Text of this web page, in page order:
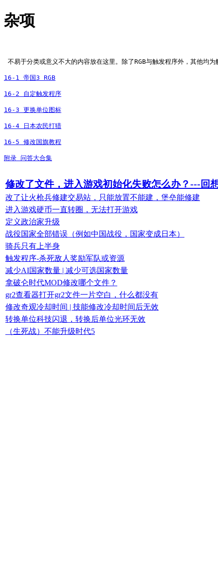
杂项
不易于分类或意义不大的内容放在这里。除了RGB与触发程序外，其他均
16-1 帝国3 RGB
16-2 自定触发程序
16-3 更换单位图标
16-4 日本农民打猎
16-5 修改国旗教程
附录 问答大合集
修改了文件，进入游戏初始化失败怎么办？---回
改了让火枪兵修建交易站，只能放置不能建，堡垒能修建
进入游戏硬币一直转圈，无法打开游戏
定义政治家升级
战役国家全部错误（例如中国战役，国家变成日本）
骑兵只有上半身
触发程序-杀死敌人奖励军队或资源
减少AI国家数量 | 减少可选国家数量
拿破仑时代MOD修改哪个文件？
gr2查看器打开gr2文件一片空白，什么都没有
修改奇观冷却时间 | 技能修改冷却时间后无效
转换单位科技闪退，转换后单位光环无效
（生死战）不能升级时代5